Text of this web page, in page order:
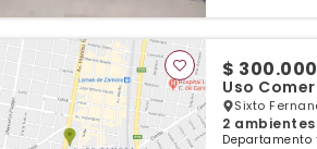
$ 300.000
Uso
Sixto
2
Departamento